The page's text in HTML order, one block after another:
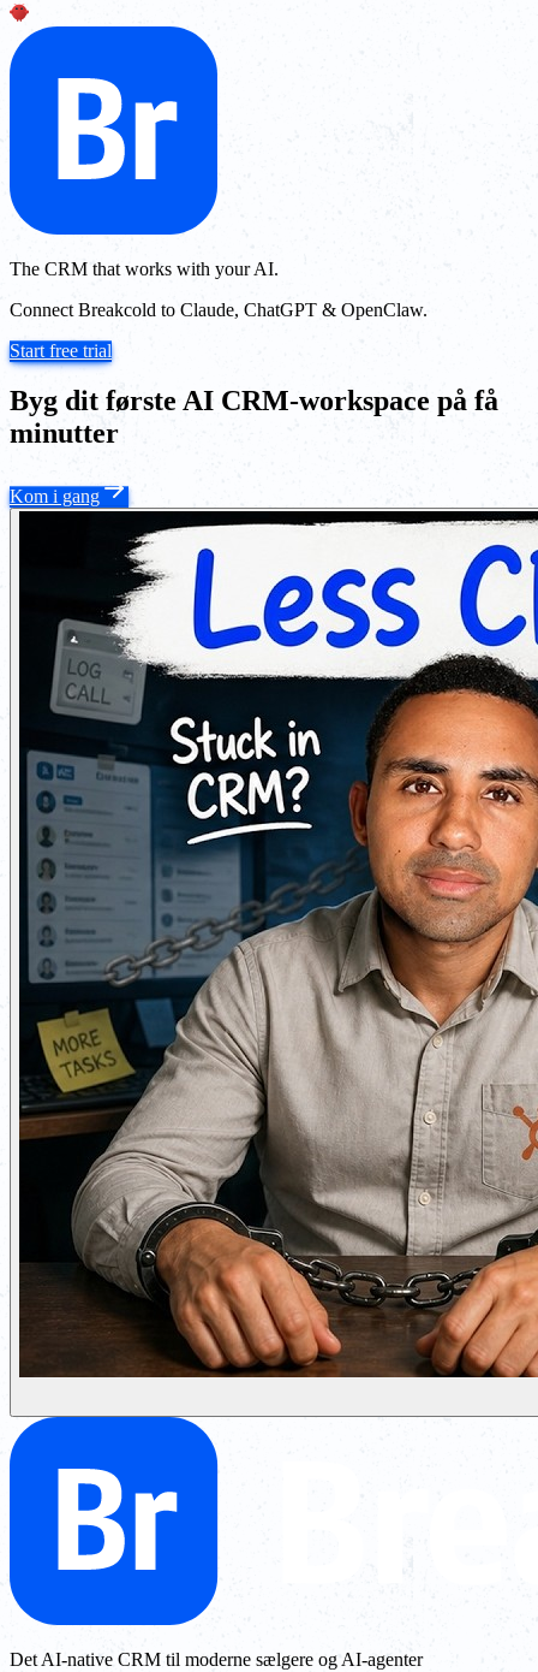
The CRM that works with your AI.
Connect Breakcold to Claude, ChatGPT & OpenClaw.
Start free trial
Byg dit første AI CRM-workspace på få
minutter
Kom i gang
Det AI-native CRM til moderne sælgere og AI-agenter